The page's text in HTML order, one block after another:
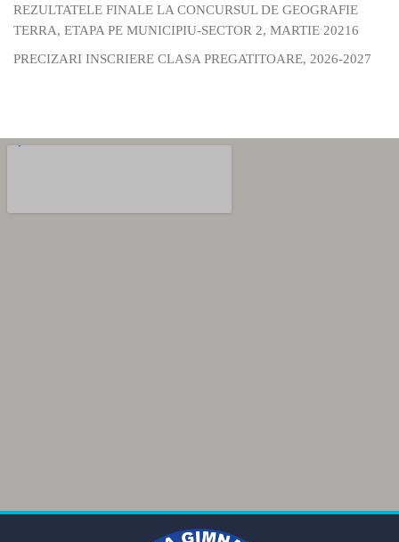
REZULTATELE FINALE LA CONCURSUL DE GEOGRAFIE
TERRA, ETAPA PE MUNICIPIU-SECTOR 2, MARTIE 20216
PRECIZARI INSCRIERE CLASA PREGATITOARE, 2026-2027